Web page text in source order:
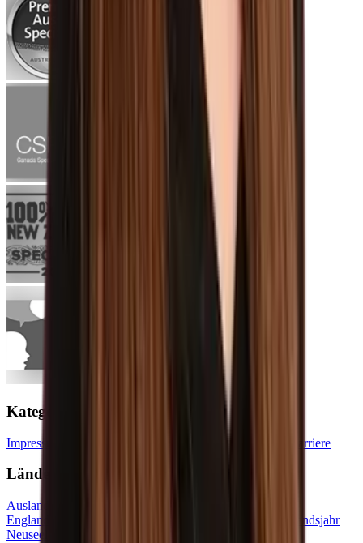
Kategorien
Impressum Erfahrungsberichte Karriere
Länder
Auslandsjahr USA
England
Auslandsjahr
Neuseeland